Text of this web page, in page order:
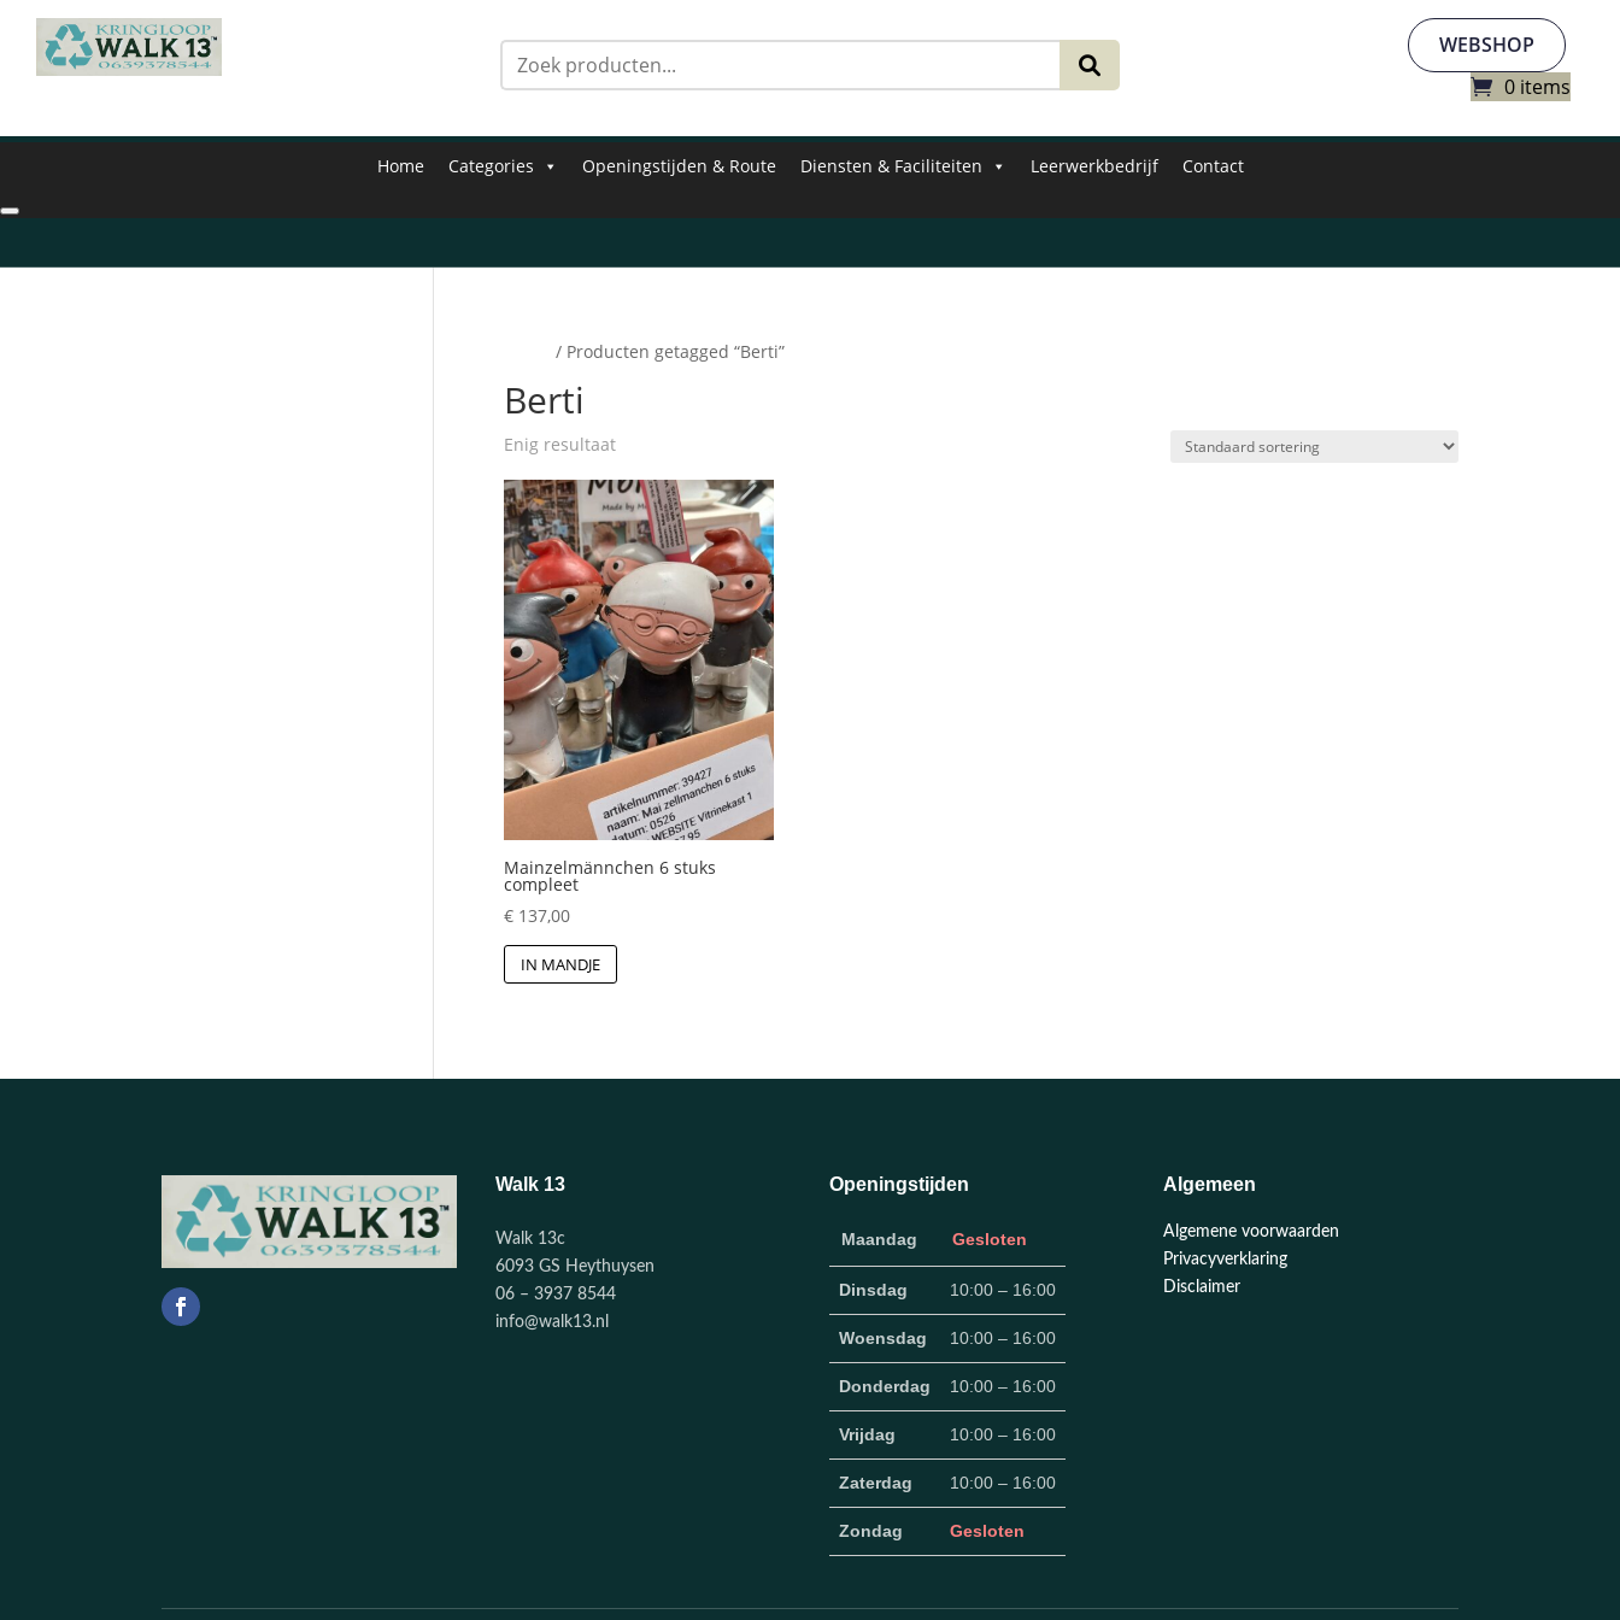
WEBSHOP
0 items
Home Categories Openingstijden & Route Diensten & Faciliteiten Leerwerkbedrijf Contact
/ Producten getagged “Berti”
Berti
Enig resultaat
Mainzelmännchen 6 stuks
compleet
€137,00
IN MANDJE
Walk 13
Walk 13c
6093 GS Heythuysen
06 – 3937 8544
info@walk13.nl
Openingstijden
Maandag Gesloten
Dinsdag 10:00 – 16:00
Woensdag 10:00 – 16:00
Donderdag 10:00 – 16:00
Vrijdag 10:00 – 16:00
Zaterdag 10:00 – 16:00
Zondag Gesloten
Algemeen
Algemene voorwaarden
Privacyverklaring
Disclaimer